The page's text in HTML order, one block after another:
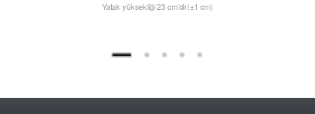
Yatak yüksekliği 23 cm’dir(±1 cm)